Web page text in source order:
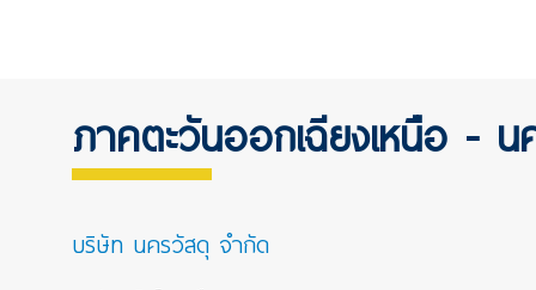
บริษัท นครวัสดุ จำกัด
ภาคตะวันออกเฉียงเหนือ -